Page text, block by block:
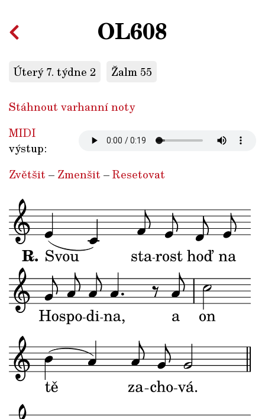
OL608
Úterý 7. týdne 2 Žalm 55
Stáhnout varhanní noty
MIDI
výstup:
Zvětšit – Zmenšit –Resetovat